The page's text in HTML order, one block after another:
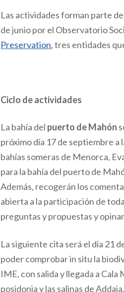
Las actividades forman parte
de junio por el Observatorio
Preservation, tres entidades
Ciclo de actividades
La bahía del puerto de Mahón
próximo día 17 de septiembre
bahías someras de Menorca,
para la bahía del puerto de
Además, recogerán los
abierta a la participación de
preguntas y propuestas y
La siguiente cita será el día 21
poder comprobar in situ la
IME, con salida y llegada a
posidonia y las salinas de